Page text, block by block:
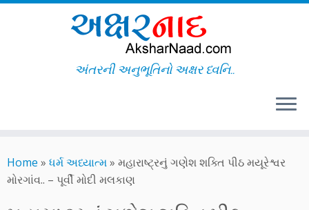
to
content
અંતરની અનુભૂતિનો અક્ષર ધ્વનિ..
Home » ધર્મ અધ્યાત્મ» મહારાષ્ટ્રનું ગણેશ શક્તિ પીઠ મયૂરેશ્વર
મોરગાંવ.. – પૂર્વી મોદી મલકાણ